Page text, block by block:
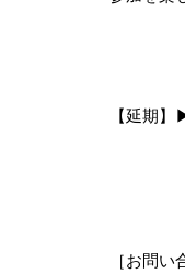
【延期
［お問い